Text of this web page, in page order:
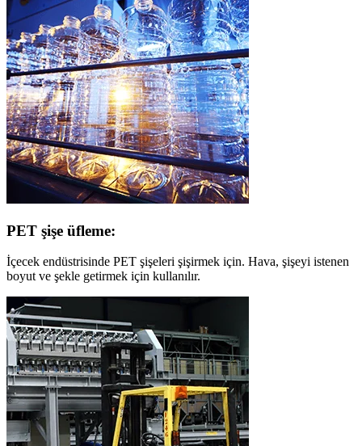
PET şişe üfleme:
İçecek endüstrisinde PET şişeleri şişirmek için. Hava, şişeyi istenen
boyut ve şekle getirmek için kullanılır.